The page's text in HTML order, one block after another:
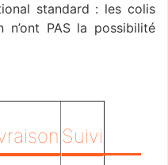
standard : les colis
PAS la possibilité
Suivi